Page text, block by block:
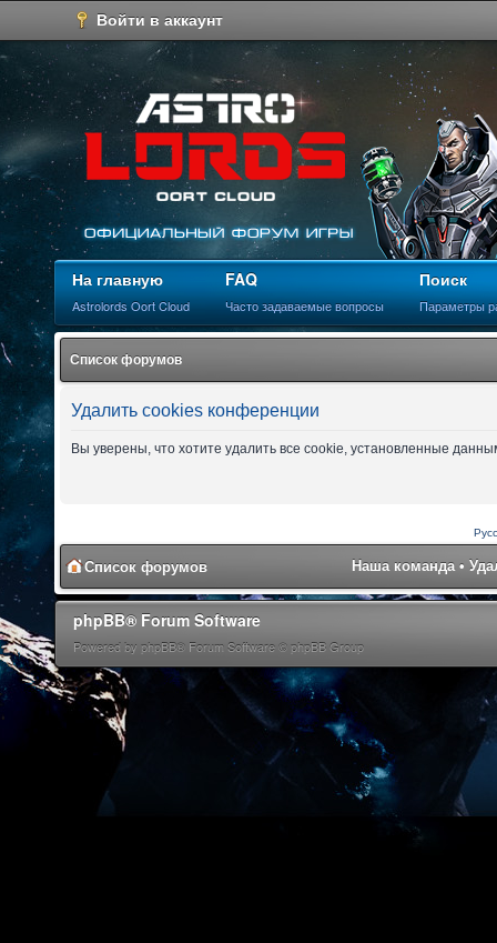
Войти в аккаунт
На главную
Astrolords Oort Cloud
FAQ
Часто задаваемые вопросы
Поиск
Параметры
Список форумов
Удалить cookies конференции
Вы уверены, что хотите удалить все cookie, установленные
Список форумов Наша команда•
phpBB® Forum Software
Powered by phpBB® Forum Software © phpBB Group